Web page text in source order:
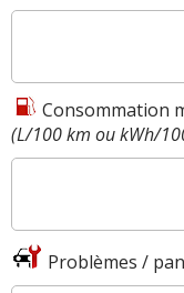
Consommation
(L/100 km ou kWh/
Problèmes /